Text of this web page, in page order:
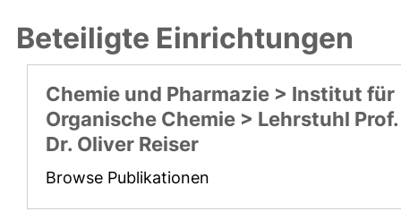
Beteiligte Einrichtungen
Chemie und Pharmazie > Institut für
Organische Chemie > Lehrstuhl Prof.
Dr. Oliver Reiser
Browse Publikationen